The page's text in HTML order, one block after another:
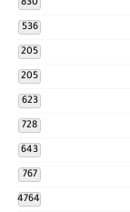
830
536
205
205
623
728
643
767
4764